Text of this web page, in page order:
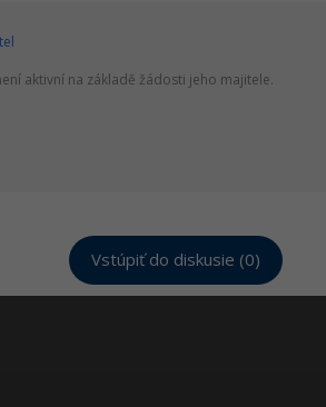
aktivní na základě žádosti jeho majitele.
Vstúpiť do diskusie (0)